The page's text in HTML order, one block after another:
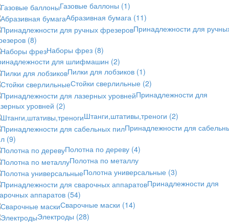
Газовые баллоны (1)
Абразивная бумага (11)
Принадлежности для
(8)
Наборы фрез (8)
для шлифмашин (2)
Пилки для лобзиков (1)
Стойки сверлильные (2)
Принадлежности для
уровней (2)
Штанги,штативы,треноги (2)
Принадлежности для
(9)
Полотна по дереву (4)
Полотна по металлу
Полотна универсальные (3)
Принадлежности для
аппаратов (54)
Сварочные маски (14)
Электроды (28)